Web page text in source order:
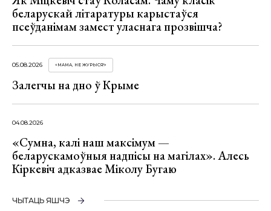
беларускай літаратуры карыстаўся
псеўданімам замест уласнага прозвішча?
05.08.2026 «МАМА, НЕ ЖУРЫСЯ!»
Залегчы на дно ў Крыме
04.08.2026
«Сумна, калі наш максімум —
беларускамоўныя надпісы на магілах». Алесь
Кіркевіч адказвае Міколу Бугаю
ЧЫТАЦЬ ЯШЧЭ